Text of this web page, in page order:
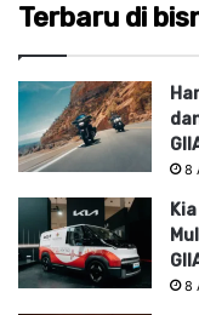
Terbaru di
8
8